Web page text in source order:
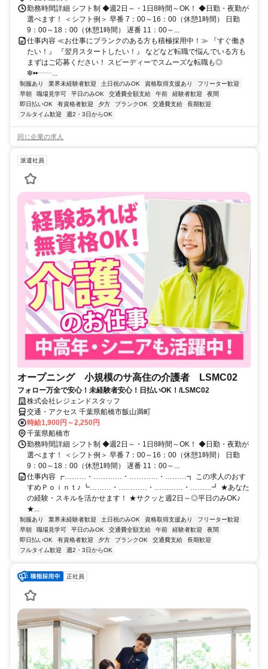
勤務時間詳細 シフト制 ◆週2日～・1日8時間～OK！ ◆日勤・夜勤が
選べます！ ＜シフト例＞ 早番 7：00～16：00（休憩1時間） 日勤
9：00～18：00（休憩1時間） 遅番 11：00～...
仕事内容 ≪お仕事にブランクのある方も積極採用中！≫ 『すぐ働き
たい！』 『翌月スタートしたい！』 などなど転職で悩んでいる方も
まずはご応募ください！ スピーディーでスムーズな転職も◎
✼••┈┈...
制服あり 業界未経験者歓迎 土日祝のみOK 資格取得支援あり
フリーター歓迎
早朝
職場見学可 平日のみOK 交通費全額支給 午前 経験者歓迎
夜間
即日払いOK
有資格者歓迎 夕方 ブランクOK 交通費支給
長期歓迎
フルタイム歓迎
週2・3日からOK
同じ企業の求人
派遣社員
オープニング 小規模のサ高住の介護者 LSMC02
フォロー万全で安心！未経験者安心！日払いOK！/LSMC02
株式会社レジェンドスタッフ
交通・アクセス 千葉県船橋市飯山満町
時給1,900円～2,250円
千葉県船橋市
勤務時間詳細 シフト制 ◆週2日～・1日8時間～OK！ ◆日勤・夜勤が
選べます！ ＜シフト例＞ 早番 7：00～16：00（休憩1時間） 日勤
9：00～18：00（休憩1時間） 遅番 11：00～...
仕事内容 ┏………・…………・…………・………┓ この求人のおす
すめＰｏｉｎｔ♪ ┗………・…………・…………・………┛ ★あなた
の経験・スキルを活かせます！ ★サクッと週2日～◎平日のみOK♪
★...
制服あり 業界未経験者歓迎 土日祝のみOK 資格取得支援あり
フリーター歓迎
早朝
職場見学可 平日のみOK 交通費全額支給 午前 経験者歓迎
夜間
即日払いOK
有資格者歓迎 夕方 ブランクOK 交通費支給
長期歓迎
フルタイム歓迎
週2・3日からOK
正社員